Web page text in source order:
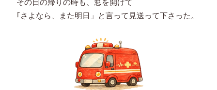
その日の帰りの時も、窓を開けて
｢さよなら、また明日」と言って見送って下さった。